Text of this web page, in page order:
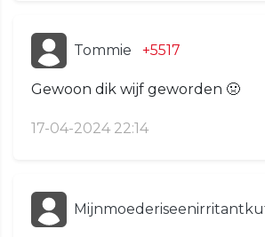
Tommie +5517
Gewoon dik wijf geworden 🤢
17-04-2024 22:14